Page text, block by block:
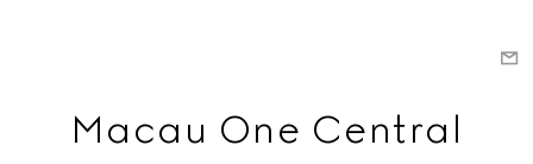
Macau One Central